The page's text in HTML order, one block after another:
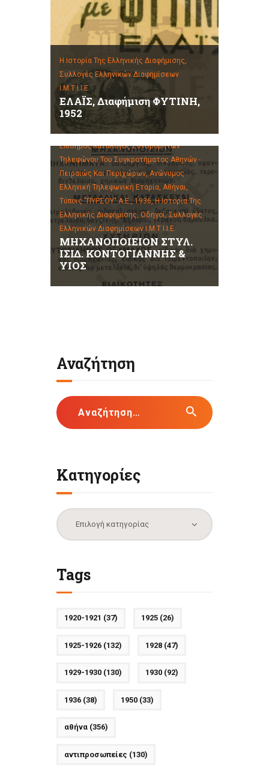
Η Ιστορία Της Ελληνικής Διαφήμισης,
Συλλογές Ελληνικών Διαφημίσεων
Ι.Μ.Τ.Ι.Ι.Ε.
ΕΛΑΪΣ, Διαφήμιση ΦΥΤΙΝΗ,
1952
Επίσημος Κατάλογος Συνδρομητών
Τηλεφώνου Του Συγκροτήματος Αθηνών -
Πειραιώς Και Περιχώρων, Ανώνυμος
Ελληνική Τηλεφωνική Εταρία, Αθήναι,
Τύποις "ΠΥΡΣΟΥ" Α.Ε., 1936,Η Ιστορία Της
Ελληνικής Διαφήμισης, Οδηγοί,Συλλογές
Ελληνικών Διαφημίσεων Ι.Μ.Τ.Ι.Ι.Ε.
ΜΗΧΑΝΟΠΟΙΕΙΟΝ ΣΤΥΛ.
ΙΣΙΔ. ΚΟΝΤΟΓΙΑΝΝΗΣ &
ΥΙΟΣ
Αναζήτηση
Αναζήτηση
για:
Κατηγορίες
Κατηγορίες
Tags
1920-1921 (37) 1925(26)
1925-1926(132) 1928(47)
1929-1930(130) 1930(92)
1936(38) 1950(33)
αθήνα(356)
αντιπροσωπείες (130)